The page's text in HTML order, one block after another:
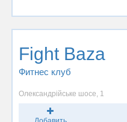
Fight Baza
Фитнес клуб
Олександрійське шосе, 1